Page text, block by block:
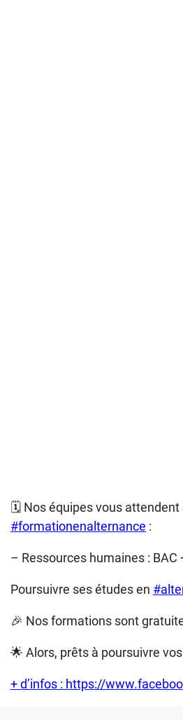
🗓️ Nos équipes vous
#formationenalternance :
– Ressources humaines :
Poursuivre ses études en
🎉 Nos formations sont
🌟 Alors, prêts à poursuivre
+ d’infos : https://